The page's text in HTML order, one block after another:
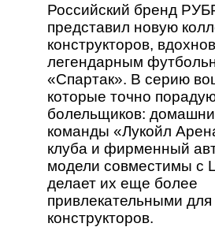
Российский бренд
представил новую
конструкторов,
легендарным
«Спартак». В серию
которые точно
болельщиков:
команды «Лукойл
клуба и фирменный
модели совместимы с
делает их еще более
привлекательными
конструкторов.